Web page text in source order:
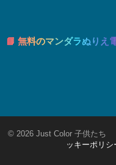
📘 無料のマンダラぬりえ
© 2026 Just Color 子供たち
ッキーポリシ